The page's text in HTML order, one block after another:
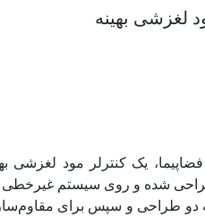
لغزشی بهینه
یک کنترلر مود لغزشی
شده و روی سیستم
دو طراحی و سپس برای